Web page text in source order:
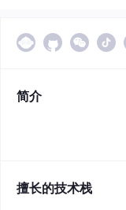
简介
擅长的技术栈